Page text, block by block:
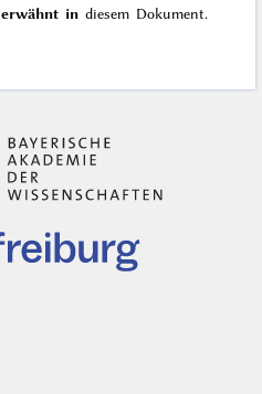
erwähnt indiesem Dokument.